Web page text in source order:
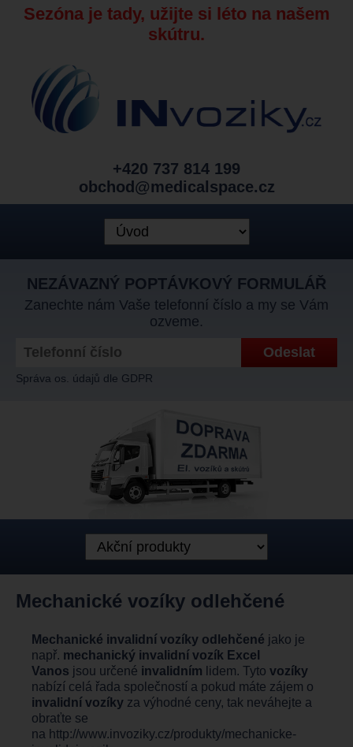
Sezóna je tady, užijte si léto na našem
skútru.
+420 737 814 199
obchod@medicalspace.cz
NEZÁVAZNÝ POPTÁVKOVÝ FORMULÁŘ
Zanechte nám Vaše telefonní číslo a my se Vám
ozveme.
Správa os. údajů dle GDPR
Mechanické vozíky odlehčené
Mechanické invalidní vozíky odlehčené jako je
např. mechanický invalidní vozík Excel
Vanos jsou určené invalidním lidem. Tyto vozíky
nabízí celá řada společností a pokud máte zájem o
invalidní vozíky za výhodné ceny, tak neváhejte a
obraťte se
na http://www.invoziky.cz/produkty/mechanicke-